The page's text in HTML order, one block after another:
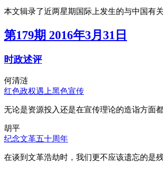
本文辑录了近两星期国际上发生的与中国有
第179期 2016年3月31日
时政述评
何清涟
红色政权遇上黑色宣传
无论是资源投入还是在宣传理论的造诣方面
胡平
纪念文革五十周年
在谈到文革浩劫时，我们更不应该遗忘的是